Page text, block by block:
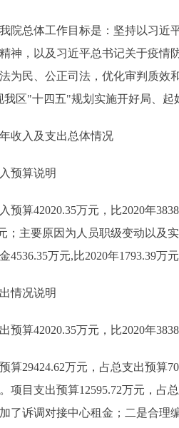
总体工作目标是：坚持以习近
神，以及习近平总书记关于疫情
为民、公正司法，优化审判质
我区"十四五"规划实施开好局、起
入及支出总体情况
算说明
算42020.35万元，比2020年
；主要原因为人员职级变动以及
4536.35万元,比2020年1793.39
况说明
算42020.35万元，比2020年
29424.62万元，占总支出预算
项目支出预算12595.72万元，占
了诉调对接中心租金；二是合理